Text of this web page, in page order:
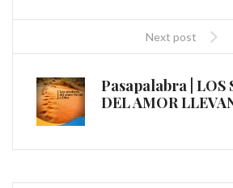
Next post
Pasapalabra | LOS
DEL AMOR